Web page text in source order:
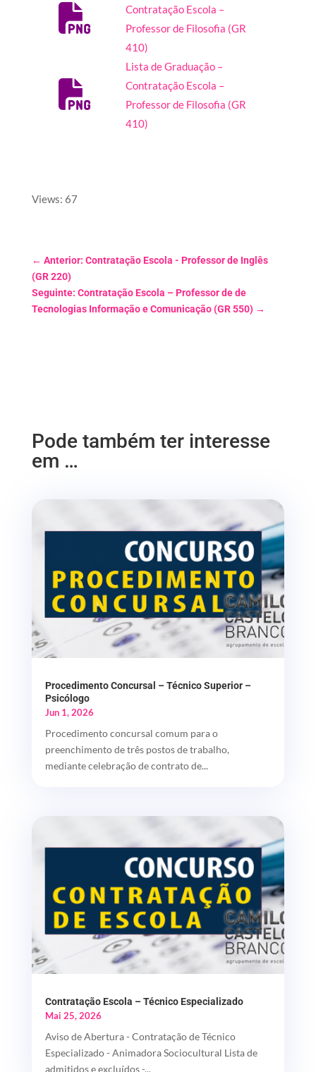
Contratação Escola –
Professor de Filosofia (GR
410)
Lista de Graduação –
Contratação Escola –
Professor de Filosofia (GR
410)
Views: 67
← Anterior: Contratação Escola - Professor de Inglês
(GR 220)
Seguinte: Contratação Escola – Professor de de
Tecnologias Informação e Comunicação (GR 550)→
Pode também ter interesse
em …
Procedimento Concursal – Técnico Superior –
Psicólogo
Jun 1, 2026
Procedimento concursal comum para o
preenchimento de três postos de trabalho,
mediante celebração de contrato de...
Contratação Escola – Técnico Especializado
Mai 25, 2026
Aviso de Abertura - Contratação de Técnico
Especializado - Animadora Sociocultural Lista de
admitidos e excluídos -...